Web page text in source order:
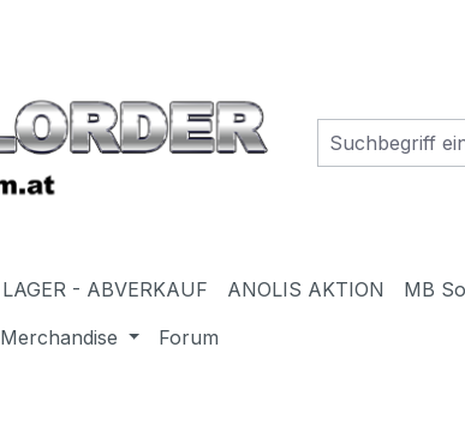
LAGER - ABVERKAUF ANOLIS AKTION MB
Merchandise Forum